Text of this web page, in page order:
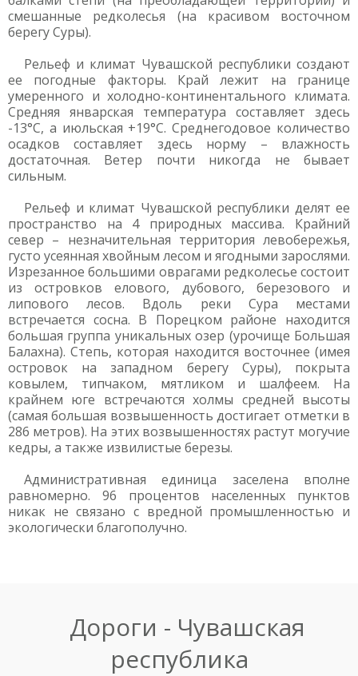
смешанные редколесья (на красивом восточном
берегу Суры).
Рельеф и климат Чувашской республики создают
ее погодные факторы. Край лежит на границе
умеренного и холодно-континентального климата.
Средняя январская температура составляет здесь
-13°C, а июльская +19°C. Среднегодовое количество
осадков составляет здесь норму – влажность
достаточная. Ветер почти никогда не бывает
сильным.
Рельеф и климат Чувашской республики делят ее
пространство на 4 природных массива. Крайний
север – незначительная территория левобережья,
густо усеянная хвойным лесом и ягодными зарослями.
Изрезанное большими оврагами редколесье состоит
из островков елового, дубового, березового и
липового лесов. Вдоль реки Сура местами
встречается сосна. В Порецком районе находится
большая группа уникальных озер (урочище Большая
Балахна). Степь, которая находится восточнее (имея
островок на западном берегу Суры), покрыта
ковылем, типчаком, мятликом и шалфеем. На
крайнем юге встречаются холмы средней высоты
(самая большая возвышенность достигает отметки в
286 метров). На этих возвышенностях растут могучие
кедры, а также извилистые березы.
Административная единица заселена вполне
равномерно. 96 процентов населенных пунктов
никак не связано с вредной промышленностью и
экологически благополучно.
Дороги - Чувашская
республика